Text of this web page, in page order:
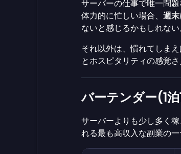
サーバーの仕事で唯一問
体力的に忙しい場合、 週
ないと感じるかもしれない
それ以外は、慣れてしま
とホスピタリティの感覚さ
バーテンダー(1
サーバーよりも少し多く
れる最も高収入な副業の一